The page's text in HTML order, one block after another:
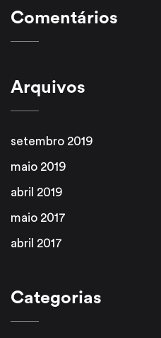
Comentários
Arquivos
setembro 2019
maio 2019
abril 2019
maio 2017
abril 2017
Categorias